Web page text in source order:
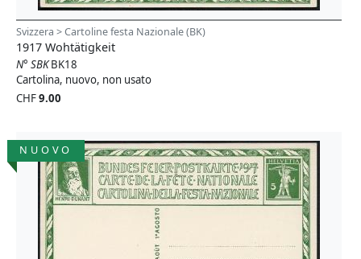
Svizzera > Cartoline festa Nazionale (BK)
1917 Wohtätigkeit
N° SBKBK18
Cartolina, nuovo, non usato
CHF9.00
NUOVO